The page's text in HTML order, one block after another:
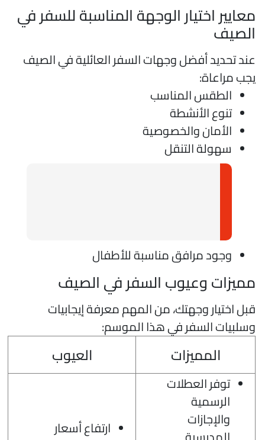
اختيار الوجهة المناسبة للسفر في
تحديد أفضل وجهات السفر العائلية في الصيف
مراعاة:
الطقس المناسب
تنوع الأنشطة
الأمان والخصوصية
سهولة التنقل
وجود مرافق مناسبة للأطفال
وعيوب السفر في الصيف
اختيار وجهتك، من المهم معرفة إيجابيات
السفر في هذا الموسم:
المميزات العيوب
توفر العطلات
الرسمية
والإجازات
ارتفاع أسعار